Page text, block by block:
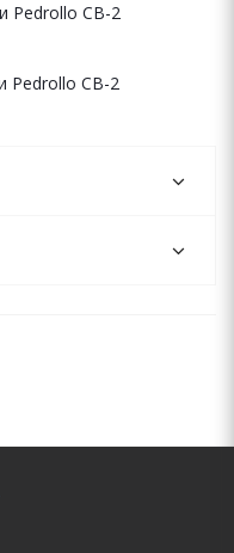
Pedrollo CB-2
Pedrollo CB-2